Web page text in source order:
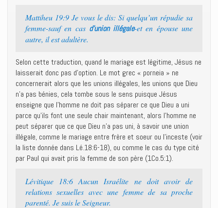
Mattiheu 19:9 Je vous le dis: Si quelqu’un répudie sa
femme-sauf en cas d’union illégale-et en épouse une
autre, il est adultère.
Selon cette traduction, quand le mariage est légitime, Jésus ne
laisserait donc pas d’option. Le mot grec « porneia » ne
concernerait alors que les unions illégales, les unions que Dieu
n’a pas bénies, cela tombe sous le sens puisque Jésus
enseigne que l’homme ne doit pas séparer ce que Dieu a uni
parce qu’ils font une seule chair maintenant, alors l’homme ne
peut séparer que ce que Dieu n’a pas uni, à savoir une union
illégale, comme le mariage entre frère et soeur ou l’inceste (voir
la liste donnée dans Lé.18:6-18), ou comme le cas du type cité
par Paul qui avait pris la femme de son père (1Co.5:1).
Lévitique 18:6 Aucun Israélite ne doit avoir de
relations sexuelles avec une femme de sa proche
parenté. Je suis le Seigneur.